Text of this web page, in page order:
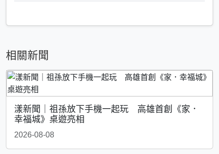
相關新聞
漾新聞｜祖孫放下手機一起玩 高雄首創《家．
幸福城》桌遊亮相
2026-08-08